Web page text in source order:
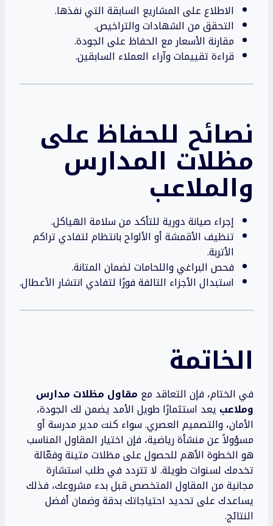
الاطلاع على المشاريع السابقة التي نفذها.
التحقق من الشهادات والتراخيص.
مقارنة الأسعار مع الحفاظ على الجودة.
قراءة تقييمات وآراء العملاء السابقين.
نصائح للحفاظ على
مظلات المدارس
والملاعب
إجراء صيانة دورية للتأكد من سلامة الهياكل.
تنظيف الأقمشة أو الألواح بانتظام لتفادي تراكم
الأتربة.
فحص البراغي واللحامات لضمان المتانة.
استبدال الأجزاء التالفة فورًا لتفادي انتشار الأعطال.
الخاتمة
في الختام، فإن التعاقد مع مقاول مظلات مدارس
وملاعب يعد استثمارًا طويل الأمد يضمن لك الجودة،
الأمان، والتصميم العصري. سواء كنت مدير مدرسة أو
مسؤولاً عن منشأة رياضية، فإن اختيار المقاول المناسب
هو الخطوة الأهم للحصول على مظلات متينة وفعّالة
تخدمك لسنوات طويلة. لا تتردد في طلب استشارة
مجانية من المقاول المتخصص قبل بدء مشروعك، فذلك
يساعدك على تحديد احتياجاتك بدقة وضمان أفضل
النتائج.